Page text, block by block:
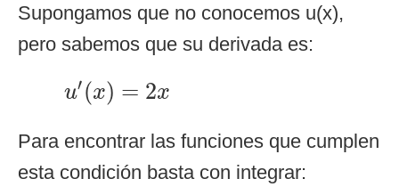
Supongamos que no conocemos u(x),
pero sabemos que su derivada es:
u′(x) = 2x
u′ x 2x
Para encontrar las funciones que cumplen
esta condición basta con integrar: